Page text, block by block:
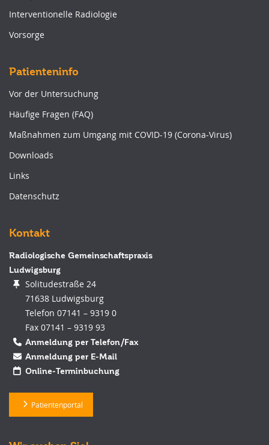
Interventionelle Radiologie
Vorsorge
Patienteninfo
Vor der Untersuchung
Häufige Fragen (FAQ)
Maßnahmen zum Umgang mit COVID-19 (Corona-Virus)
Downloads
Links
Datenschutz
Kontakt
Radiologische Gemeinschaftspraxis
Ludwigsburg
Solitudestraße 24
71638 Ludwigsburg
Telefon 07141 – 9319 0
Fax 07141 – 9319 93
Anmeldung per Telefon/Fax
Anmeldung per E-Mail
Online-Terminbuchung
Patientenportal